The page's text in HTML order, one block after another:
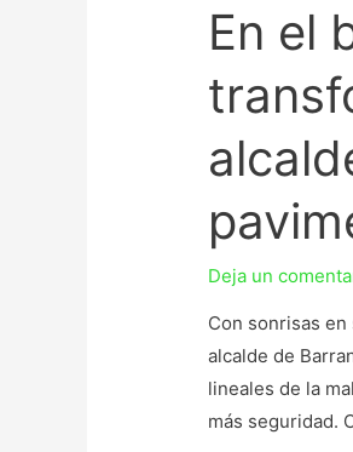
En el
Deja un
Con sonrisas
alcalde de
lineales de la
más seguridad.